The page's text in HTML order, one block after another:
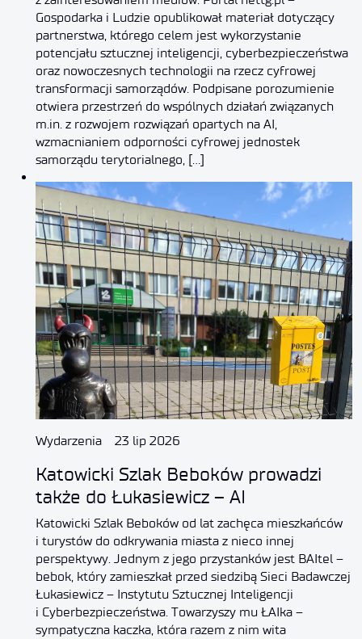
Gospodarka i Ludzie opublikował materiał dotyczący
partnerstwa, którego celem jest wykorzystanie
potencjału sztucznej inteligencji, cyberbezpieczeństwa
oraz nowoczesnych technologii na rzecz cyfrowej
transformacji samorządów. Podpisane porozumienie
otwiera przestrzeń do wspólnych działań związanych
m.in. z rozwojem rozwiązań opartych na AI,
wzmacnianiem odporności cyfrowej jednostek
samorządu terytorialnego, […]
Wydarzenia 23 lip 2026
Katowicki Szlak Beboków prowadzi
także do Łukasiewicz – AI
Katowicki Szlak Beboków od lat zachęca mieszkańców
i turystów do odkrywania miasta z nieco innej
perspektywy. Jednym z jego przystanków jest BAItel –
bebok, który zamieszkał przed siedzibą Sieci Badawczej
Łukasiewicz – Instytutu Sztucznej Inteligencji
i Cyberbezpieczeństwa. Towarzyszy mu ŁAIka –
sympatyczna kaczka, która razem z nim wita